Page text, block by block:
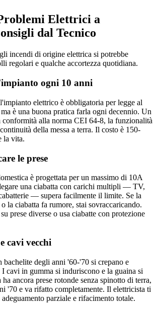
Elettrici a
dal Tecnico
incendi di origine elettrica si potrebbe
regolari e qualche accortezza quotidiana.
ogni 10 anni
elettrico è obbligatoria per legge al
è una buona pratica farla ogni decennio. Un
conformità alla norma CEI 64-8, la funzionalità
della messa a terra. Il costo è 150-
la vita.
le prese
è progettata per un massimo di 10A
una ciabatta con carichi multipli — TV,
— supera facilmente il limite. Se la
la ciabatta fa rumore, stai sovraccaricando.
prese diverse o usa ciabatte con protezione
cavi vecchi
bachelite degli anni '60-'70 si crepano e
cavi in gumma si induriscono e la guaina si
ha ancora prese rotonde senza spinotto di terra,
'70 e va rifatto completamente. Il elettricista ti
parziale e rifacimento totale.